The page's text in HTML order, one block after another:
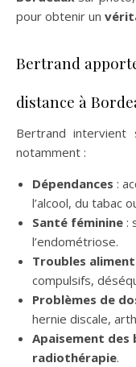
pour obtenir un
Bertrand
distance à
Bertrand
notamment :
Dépendances :
l’alcool, du tabac
Santé féminine :
l’endométriose.
Troubles
compulsifs,
Problèmes de
hernie discale,
Apaisement des
radiothérapie.